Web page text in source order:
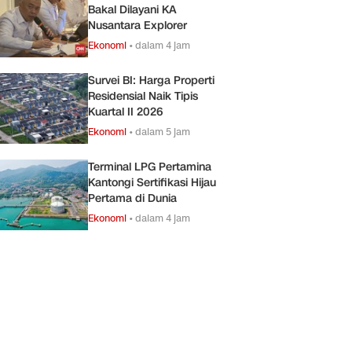
Bakal Dilayani KA
Nusantara Explorer
Ekonomi •dalam 4 jam
Survei BI: Harga Properti
Residensial Naik Tipis
Kuartal II 2026
Ekonomi •dalam 5 jam
Terminal LPG Pertamina
Kantongi Sertifikasi Hijau
Pertama di Dunia
Ekonomi •dalam 4 jam